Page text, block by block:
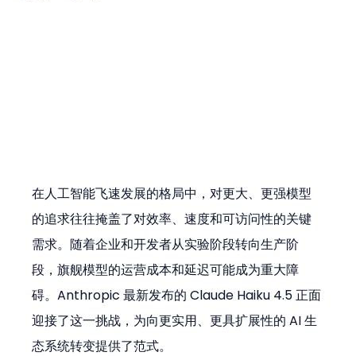
在人工智能飞速发展的格局中，对更大、更强模型
的追求往往掩盖了对效率、速度和可访问性的关键
需求。随着企业和开发者从实验阶段转向生产阶
段，旗舰模型的运营成本和延迟可能成为重大障
碍。Anthropic 最新发布的 Claude Haiku 4.5 正面
迎接了这一挑战，为向更实用、更具扩展性的 AI 生
态系统转变提供了范式。